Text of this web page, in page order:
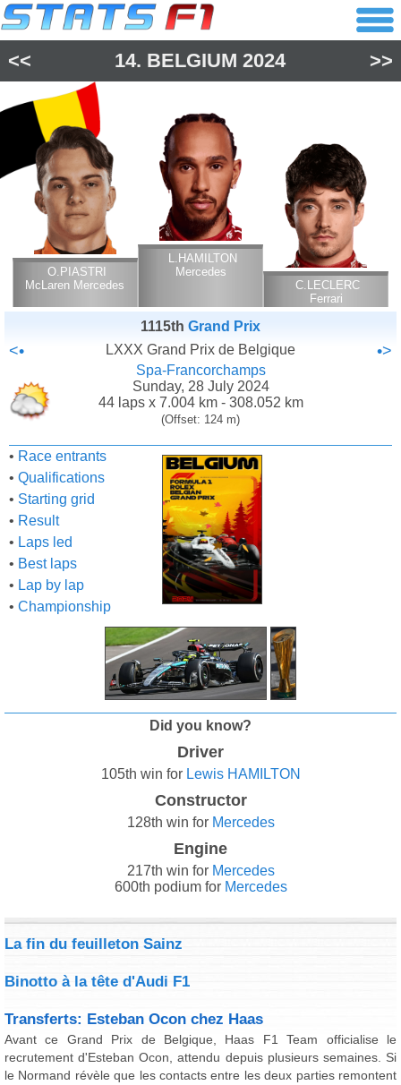
<< 14. BELGIUM 2024 >>
O.PIASTRI
McLaren Mercedes
L.HAMILTON
Mercedes
C.LECLERC
Ferrari
1115th Grand Prix
<• LXXX Grand Prix de Belgique •>
Spa-Francorchamps
Sunday, 28 July 2024
44 laps x 7.004 km - 308.052 km
(Offset: 124 m)
• Race entrants
• Qualifications
• Starting grid
• Result
• Laps led
• Best laps
• Lap by lap
• Championship
Did you know?
Driver
105th win for Lewis HAMILTON
Constructor
128th win for Mercedes
Engine
217th win for Mercedes
600th podium for Mercedes
La fin du feuilleton Sainz
Binotto à la tête d'Audi F1
Transferts: Esteban Ocon chez Haas
Avant ce Grand Prix de Belgique, Haas F1 Team officialise le
recrutement d'Esteban Ocon, attendu depuis plusieurs semaines. Si
le Normand révèle que les contacts entre les deux parties remontent